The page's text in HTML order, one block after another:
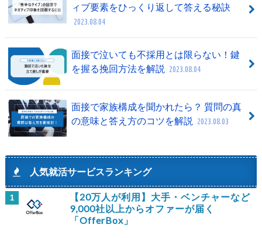
ィブ要素をひっくり返して答える秘訣
2023.08.04
面接で泣いても不採用とは限らない！鍵
を握る挽回方法を解説
2023.08.04
面接で家族構成を聞かれたら？ 質問の真
の意味と答え方のコツを解説
2023.08.03
人気就活サービスランキング
1
【20万人が利用】大手・ベンチャーなど
9,000社以上からオファーが届く
「OfferBox」